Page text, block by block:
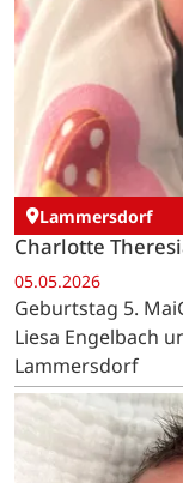
Lammersdorf
Charlotte
05.05.2026
Geburtstag 5.
Liesa Engelbach
Lammersdorf